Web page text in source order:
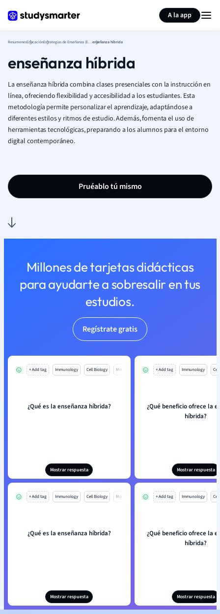
A la app
ResumenesEducación Estrategias de Enseñanza (Educación)enseñanza híbrida
enseñanza híbrida
La enseñanza híbrida combina clases presenciales con la instrucción en
línea, ofreciendo flexibilidad y accesibilidad a los estudiantes. Esta
metodología permite personalizar el aprendizaje, adaptándose a
diferentes estilos y ritmos de estudio. Además, fomenta el uso de
herramientas tecnológicas, preparando a los alumnos para el entorno
digital contemporáneo.
Pruéablo tú mismo
Millones de tarjetas didácticas
para ayudarte a sobresalir en tus
estudios.
Regístrate gratis
+ Add tag Immunology Cell Biology Mo
¿Qué es la enseñanza híbrida?
Mostrar respuesta
+ Add tag Immunology
¿Qué beneficio ofrece la
híbrida?
Mostrar respuesta
+ Add tag Immunology Cell Biology Mo
¿Qué es la enseñanza híbrida?
Mostrar respuesta
+ Add tag Immunology
¿Qué beneficio ofrece la
híbrida?
Mostrar respuesta
Resumir página